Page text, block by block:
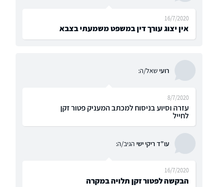
אין יצוג עורך דין במשפט משמעתי בצבא
16/7/2020
רועישאל/ה:
עזרה וסיוע בניסוח למכתב המעניק פטור זקן
לחייל
8/7/2020
עו"ד ריקי ישי הגיב/ה:
הבקשה לפטור זקן תלויה במקרה
16/7/2020